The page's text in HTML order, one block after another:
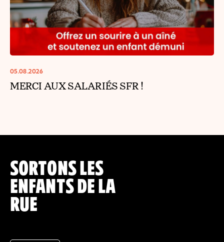
05.08.2026
MERCI AUX SALARIÉS SFR !
SORTONS LES
ENFANTS DE LA
RUE